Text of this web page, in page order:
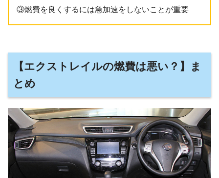
③燃費を良くするには急加速をしないことが重要
【エクストレイルの燃費は悪い？】ま
とめ